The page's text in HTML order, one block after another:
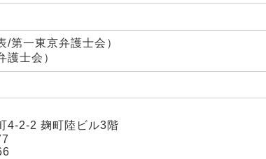
/第一東京弁護士会）
護士会）
4-2-2 麹町陸ビル3階